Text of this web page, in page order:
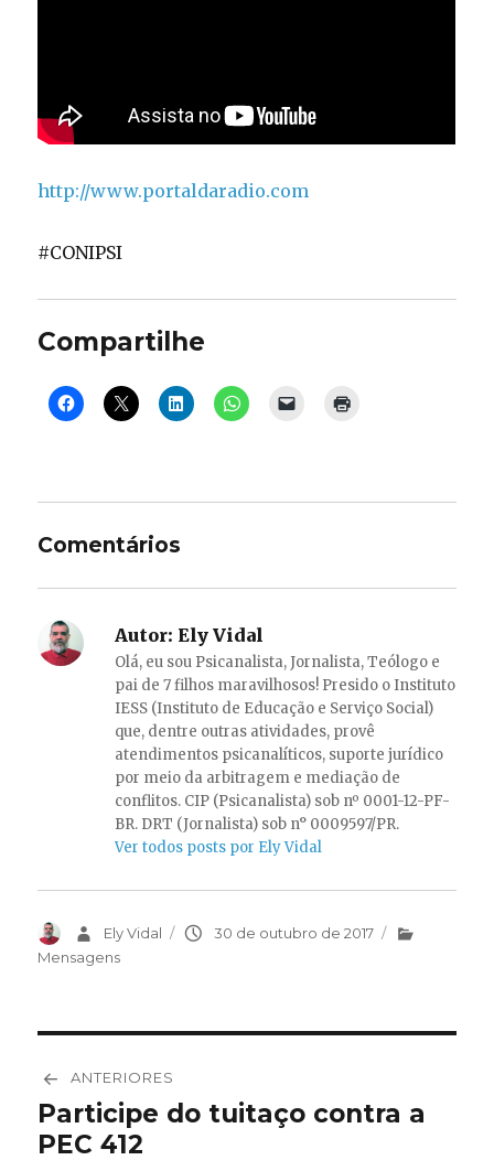
http://www.portaldaradio.com
#CONIPSI
Compartilhe
Comentários
Autor: Ely Vidal
Olá, eu sou Psicanalista, Jornalista, Teólogo e
pai de 7 filhos maravilhosos! Presido o Instituto
IESS (Instituto de Educação e Serviço Social)
que, dentre outras atividades, provê
atendimentos psicanalíticos, suporte jurídico
por meio da arbitragem e mediação de
conflitos. CIP (Psicanalista) sob nº 0001-12-PF-
BR. DRT (Jornalista) sob n° 0009597/PR.
Ver todos posts por Ely Vidal
AutorEly Vidal
Publicado
30 de outubro de 2017
Categorias
Mensagens
de
Post
ANTERIORES
Post
anterior:
Participe do tuitaço contra a
PEC 412